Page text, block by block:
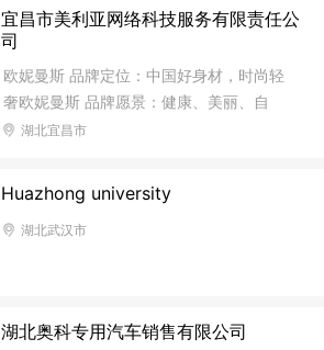
指定长期合作伙伴，更有恒大、佳兆业、希
尔顿
奢简约。尽显新古典魅力和气韵，茶味品味
相得益彰，堪称羊楼洞品牌的年度经典之
作、明星之品！ “羊楼洞·品三国”青(米)砖茶
套装礼盒，是以“羊楼洞茶文化+赤壁三国文
么？品的，是饭后茶余时的悠闲；品的，是
的追求... 一杯好茶、一段
宜昌市美利亚网络科技服务有限责任公
司
欧妮曼斯 品牌定位：中国好身材，时尚轻
奢欧妮曼斯 品牌愿景：健康、美丽、自
由、时尚 品牌理念：打造健康女人/塑造气
原理，给予不同部位不同的压力。经过长时
间的穿着， 轻柔的将流失、移位、下垂的
分考虑到在各种环境下的状态、健康、安全
湖北宜昌市
Huazhong university
湖北武汉市
湖北奥科专用汽车销售有限公司